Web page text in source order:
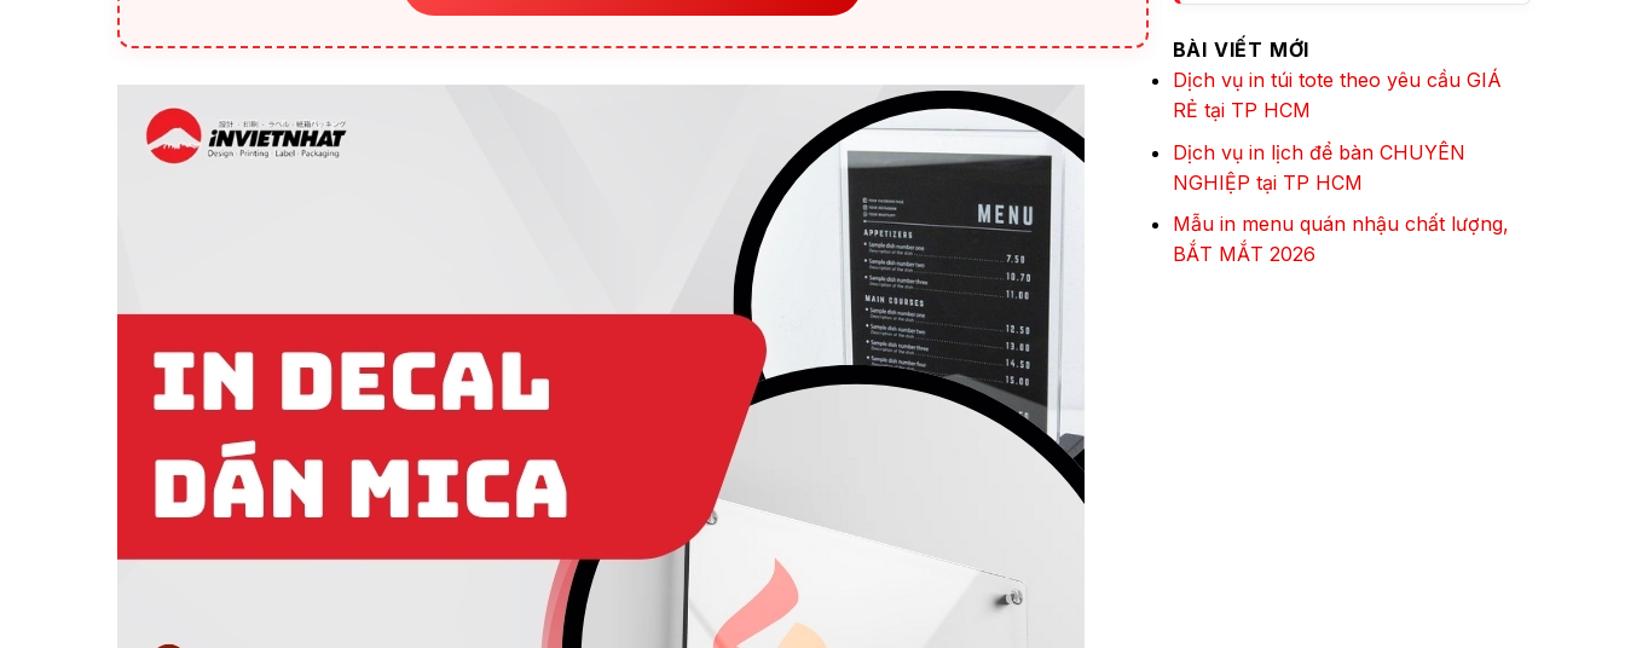
BÀI VIẾT MỚI
Dịch vụ in túi tote theo yêu cầu GIÁ
RẺ tại TP HCM
Dịch vụ in lịch để bàn CHUYÊN
NGHIỆP tại TP HCM
Mẫu in menu quán nhậu chất lượng,
BẮT MẮT 2026